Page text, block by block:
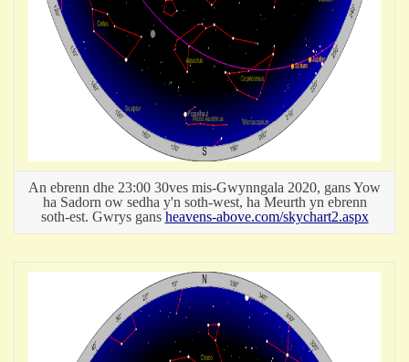
An ebrenn dhe 23:00 30ves mis-Gwynngala 2020, gans Yow
ha Sadorn ow sedha y'n soth-west, ha Meurth yn ebrenn
soth-est. Gwrys gans heavens-above.com/skychart2.aspx